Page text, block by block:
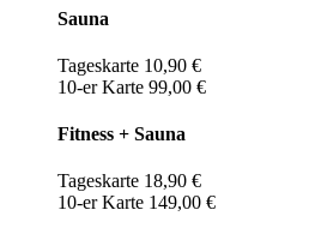
Sauna
Tageskarte 10,90 €
10-er Karte 99,00 €
Fitness + Sauna
Tageskarte 18,90 €
10-er Karte 149,00 €